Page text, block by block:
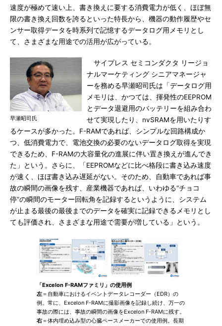
速度が極めて速い上、書き換えに要する消費電力が低く、ほぼ無
限の書き換え回数を誇るといった特長から、機器の動作履歴やセ
ンサー取得データを時系列で記憶するデータログ用メモリとし
て、さまざまな用途での活用が広がっている。
早瀬昭司氏
サイプレス セミコンダクタ リージョ
ナルマーケティング シニアマネージャ
ーを務める早瀬昭司氏は「データログ用
メモリは、かつては、揮発性のEEPROM
とデータ退避用のバッテリーを組み合わ
せて実現したり、nvSRAMを用いたりす
るケースが多かった。F-RAMであれば、シンプルな回路構成か
つ、低消費電力で、電池交換の必要のないデータログ取得を実現
できるため、F-RAMの大容量化の進展に伴い置き換えが進んでき
た」という。さらに、「EEPROMなどに比べ格段に書き込み速度
が速く、ほぼ書き込み遅延がない。そのため、自動車であれば事
故の瞬間の画像を残す、産業機器であれば、いわゆる“チョコ
停”の瞬間のモーター回転角を記録するというように、システム
が止まる最後の最後までのデータを確実に記録できるメモリとし
ても評価され、さまざまな用途で需要が増している」という。
「Excelon F-RAMファミリ」の使用例
左＝自動車におけるイベントデータレコーダー（EDR）の
例。常に、Excelon F-RAMに撮影画像を記録し続け、万一の
事故の際には、事故の瞬間の画像をExcelon F-RAMに残す。
右＝体内埋め込み型の心臓ペースメーカーでの使用例。長期